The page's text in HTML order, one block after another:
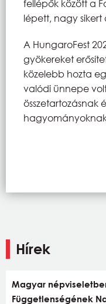
fellépők között a
lépett, nagy
A HungaroFest
gyökereket
közelebb hozta
valódi ünnepe
összetartozásnak
Hírek
Magyar
Függetlenségének